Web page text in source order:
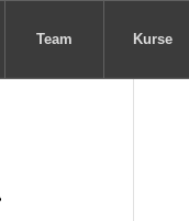
Team Kurse